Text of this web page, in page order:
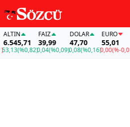
(%0,82)
FAİZ
39,99
0,04(%0,09)
DOLAR
47,70
0,08(%0,16)
EURO
55,01
0,00(%-0,01)